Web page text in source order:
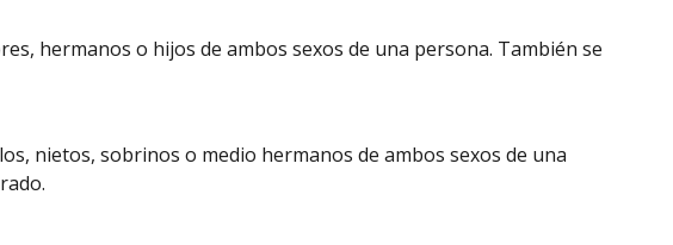
hermanos o hijos de ambos sexos de una persona. También se
nietos, sobrinos o medio hermanos de ambos sexos de una